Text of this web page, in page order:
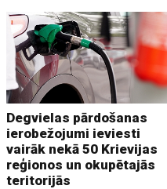
Degvielas pārdošanas
ierobežojumi ieviesti
vairāk nekā 50 Krievijas
reģionos un okupētajās
teritorijās